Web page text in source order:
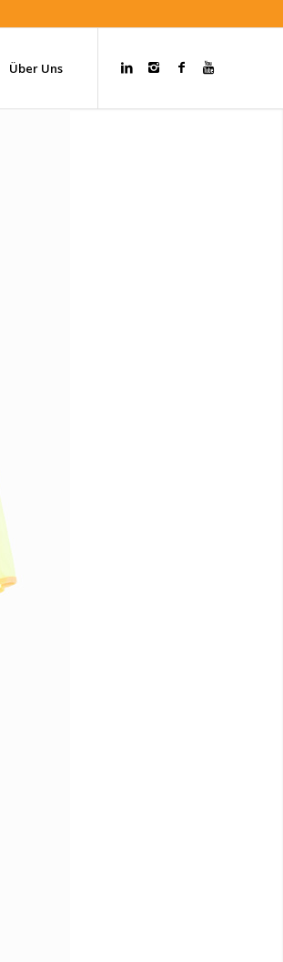
Über Uns